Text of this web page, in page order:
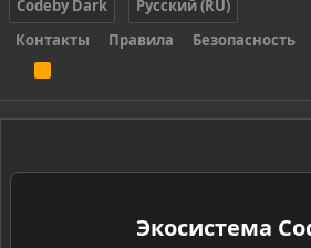
Codeby Dark
Русский (RU)
Контакты
Правила Безопасность
S
Экосистема